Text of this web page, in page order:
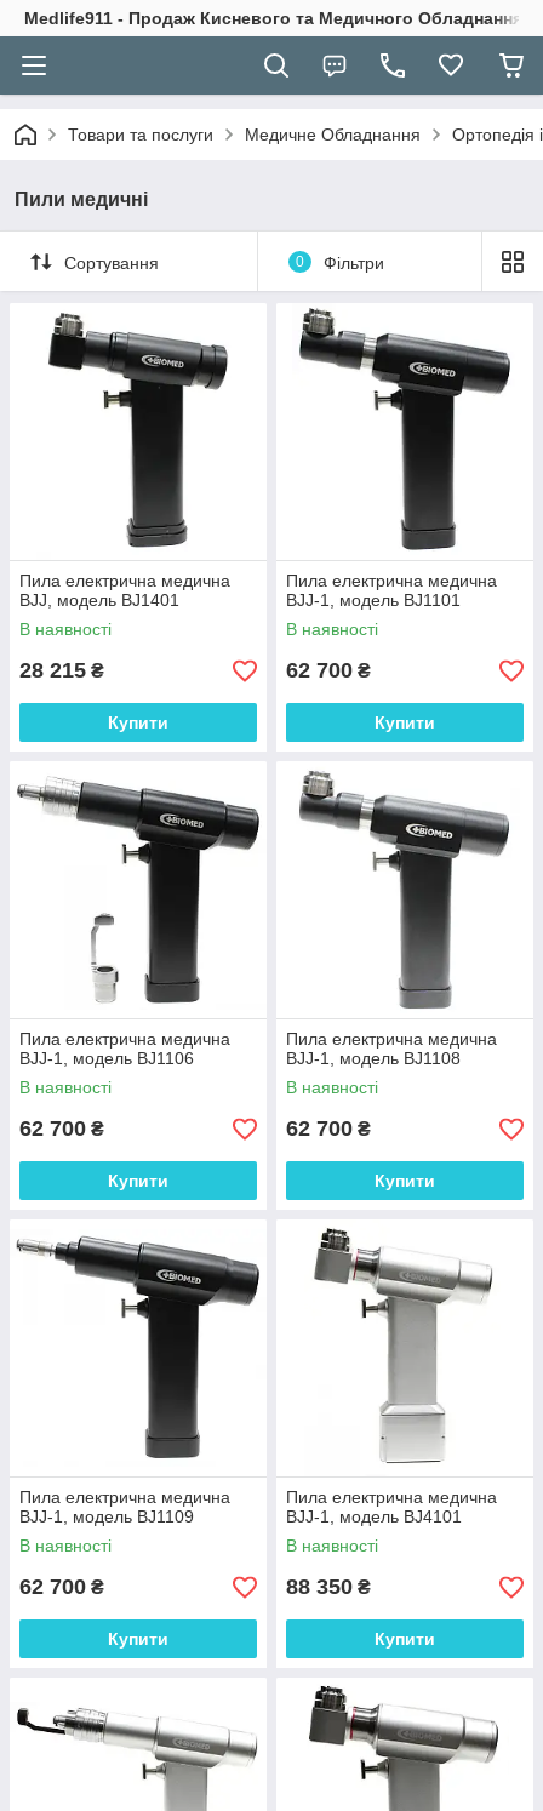
Medlife911 - Продаж Кисневого та Медичного Обладнання
Товари та послуги Медичне Обладнання Ортопедія
Пили медичні
Сортування 0 Фільтри
Пила електрична медична
ВJJ, модель BJ1401
В наявності
28 215 ₴
Купити
Пила електрична медична
ВJJ-1, модель BJ1101
В наявності
62 700 ₴
Купити
Пила електрична медична
ВJJ-1, модель BJ1106
В наявності
62 700 ₴
Купити
Пила електрична медична
ВJJ-1, модель BJ1108
В наявності
62 700 ₴
Купити
Пила електрична медична
ВJJ-1, модель BJ1109
В наявності
62 700 ₴
Купити
Пила електрична медична
ВJJ-1, модель BJ4101
В наявності
88 350 ₴
Купити